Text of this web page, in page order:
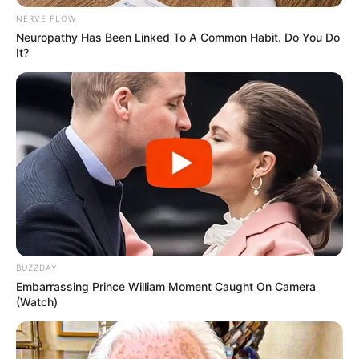
0
Xəbər xoşunuza gəldi? Sosial şəbəkələrdə paylaşın
media
DİN
NERVE FLOW
Neuropathy Has Been Linked To A Common Habit. Do You Do
It?
BUZZDAY
Embarrassing Prince William Moment Caught On Camera
(Watch)